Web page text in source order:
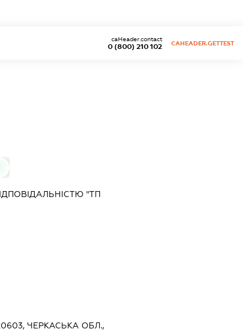
0 (800) 210 102
caHeader.contact
CAHEADER.GETTEST
"ТП
ЧЕРКАСЬКА ОБЛ.,